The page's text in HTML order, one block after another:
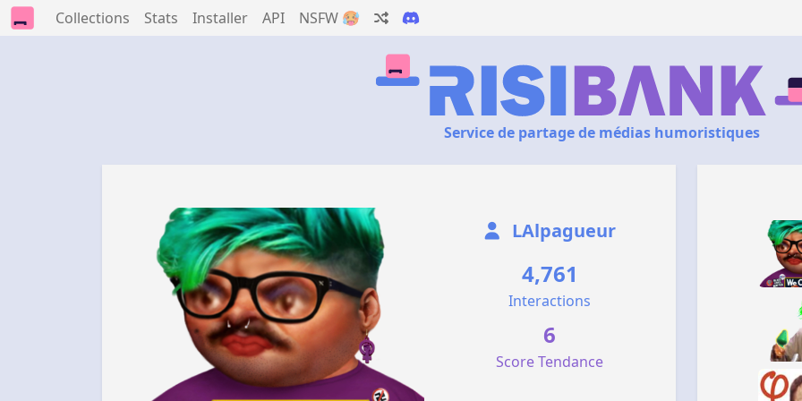
Collections Stats Installer API NSFW 🥵
Service de partage de médias humoristiques
LAlpagueur
4,761
Interactions
6
Score Tendance